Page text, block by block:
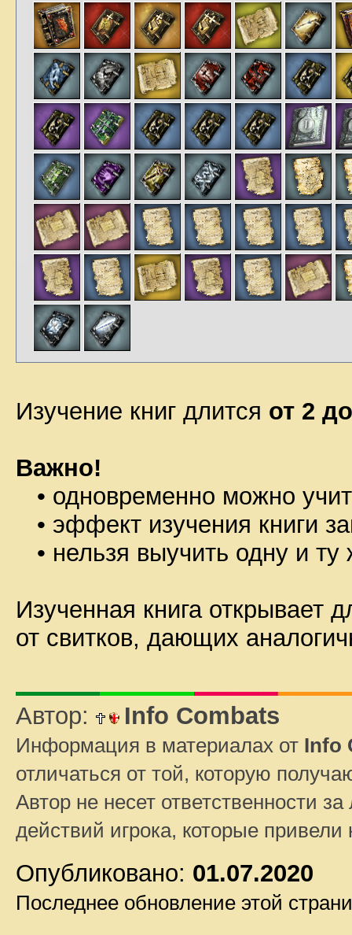
Изучение книг длится от 2
Важно!
• одновременно можно
• эффект изучения книги
• нельзя выучить одну и ту
Изученная книга открывает
от свитков, дающих
Автор: Info Combats
Информация в материалах от Info
отличаться от той, которую
Автор не несет ответственности
действий игрока, которые
Опубликовано: 01.07.2020
Последнее обновление этой